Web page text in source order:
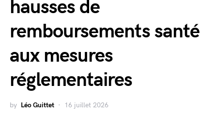
hausses de
remboursements santé
aux mesures
réglementaires
by Léo Guittet 16 juillet 2026